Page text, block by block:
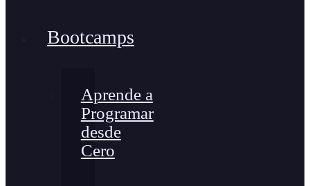
Bootcamps
Aprende a
Programar
desde
Cero